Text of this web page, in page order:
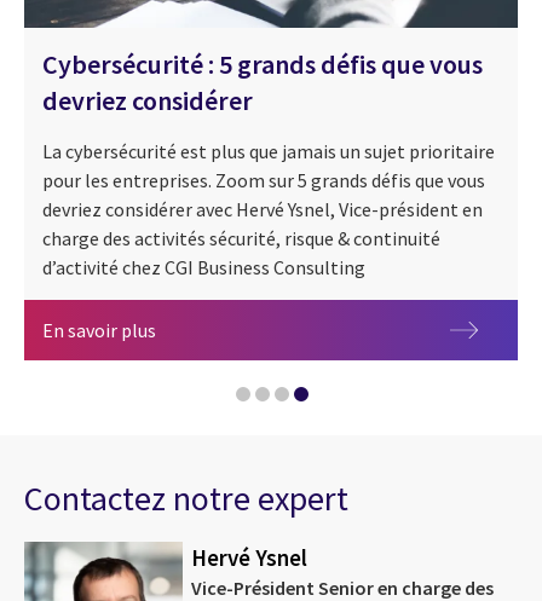
Mois de la Cybersécurité
Global Cybersecurity CGI
Cybersécurité : 5 grands défis que vous
devriez considérer
La cybersécurité est plus que jamais un sujet prioritaire
pour les entreprises. Zoom sur 5 grands défis que vous
devriez considérer avec Hervé Ysnel, Vice-président en
charge des activités sécurité, risque & continuité
d’activité chez CGI Business Consulting
En savoir plus Cybersécurité : 5 grands défis que vous devriez
Contactez notre expert
Hervé Ysnel
Vice-Président Senior en charge des